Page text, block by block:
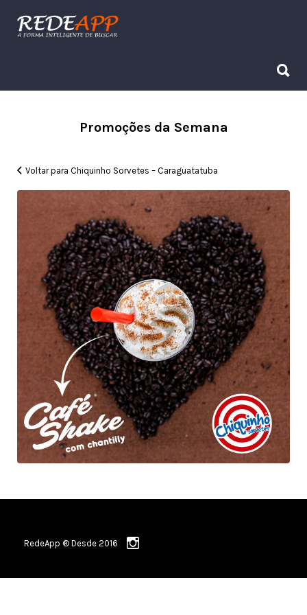
Procurar:
Promoções da Semana
Voltar para Chiquinho Sorvetes – Caraguatatuba
RedeApp ® Desde 2016